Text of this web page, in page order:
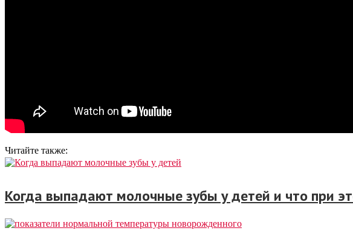
Читайте также:
Когда выпадают молочные зубы у детей и что при